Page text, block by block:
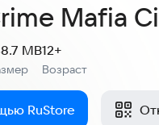
Mafia
MB
Возраст
12+
RuStore